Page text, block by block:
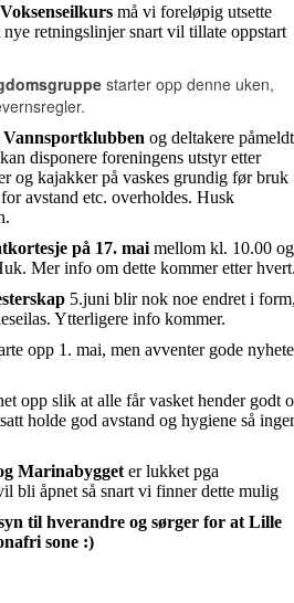
må vi foreløpig utsette
nye retningslinjer snart vil tillate oppstart
starter opp denne uken,
Vannsportklubben og deltakere påmeldt
kan disponere foreningens utstyr etter
og kajakker på vaskes grundig før bruk
avstand etc. overholdes. Husk
på 17. mai mellom kl. 10.00 og
Mer info om dette kommer etter
5.juni blir nok noe endret i
Ytterligere info kommer.
opp 1. mai, men avventer gode
opp slik at alle får vasket hender godt
holde god avstand og hygiene så
Marinabygget er lukket pga
bli åpnet så snart vi finner dette mulig
til hverandre og sørger for at Lille
sone :)